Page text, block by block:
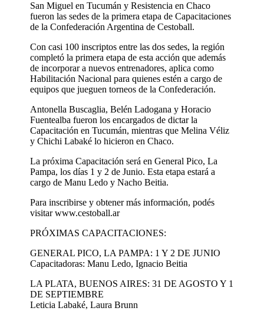
San Miguel en Tucumán y Resistencia en Chaco
fueron las sedes de la primera etapa de Capacitaciones
de la Confederación Argentina de Cestoball.
Con casi 100 inscriptos entre las dos sedes, la región
completó la primera etapa de esta acción que además
de incorporar a nuevos entrenadores, aplica como
Habilitación Nacional para quienes estén a cargo de
equipos que jueguen torneos de la Confederación.
Antonella Buscaglia, Belén Ladogana y Horacio
Fuentealba fueron los encargados de dictar la
Capacitación en Tucumán, mientras que Melina Véliz
y Chichi Labaké lo hicieron en Chaco.
La próxima Capacitación será en General Pico, La
Pampa, los días 1 y 2 de Junio. Esta etapa estará a
cargo de Manu Ledo y Nacho Beitia.
Para inscribirse y obtener más información, podés
visitar www.cestoball.ar
PRÓXIMAS CAPACITACIONES:
GENERAL PICO, LA PAMPA: 1 Y 2 DE JUNIO
Capacitadoras: Manu Ledo, Ignacio Beitia
LA PLATA, BUENOS AIRES: 31 DE AGOSTO Y 1
DE SEPTIEMBRE
Leticia Labaké, Laura Brunn